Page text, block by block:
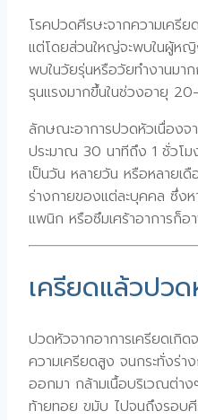
โรคปวดศีรษะจากความเครี
แต่โดยส่วนใหญ่จะพบในผู้หญิ
พบในวัยรุ่นหรือวัยทำงานมา
รุนแรงมากขึ้นในช่วงอายุ
ลักษณะอาการปวดหัวเนื่องจ
ประมาณ 30 นาทีถึง 1 ชั่วโ
เป็นวัน หลายวัน หรือหลายเ
ร่างกายของแต่ละบุคคล ซึ่งห
แพนิก หรือซึมเศร้าอาการก็อ
เครียดแล้วปวด
ปวดหัวจากอาการเครียดเกิด
ความเครียดสูง จนกระทั่งร่า
ออกมา กล้ามเนื้อบริเวณต่าง
ท้ายทอย ขมับ ไปจนถึงรอบศี